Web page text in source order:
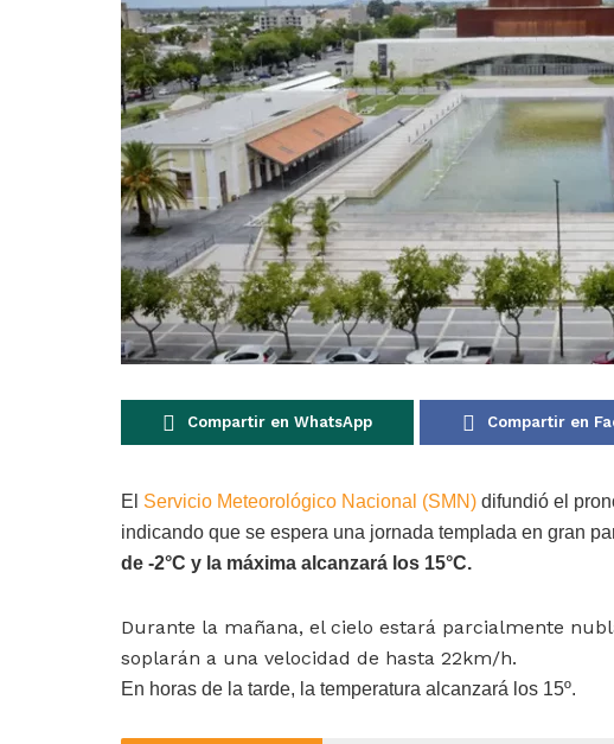
Compartir en WhatsApp Compartir en
El Servicio Meteorológico Nacional (SMN) difundió el
indicando que se espera una jornada templada en gran
de -2°C y la máxima alcanzará los 15°C.
Durante la mañana, el cielo estará parcialmente
soplarán a una velocidad de hasta 22km/h.
En horas de la tarde, la temperatura alcanzará los 15º.